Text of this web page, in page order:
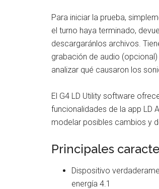
Para iniciar la prueba,
el turno haya terminado,
descargaránlos archivos.
grabación de audio
analizar qué causaron los
El G4 LD Utility software
funcionalidades de la app LD
modelar posibles cambios y
Principales
Dispositivo
energía 4.1